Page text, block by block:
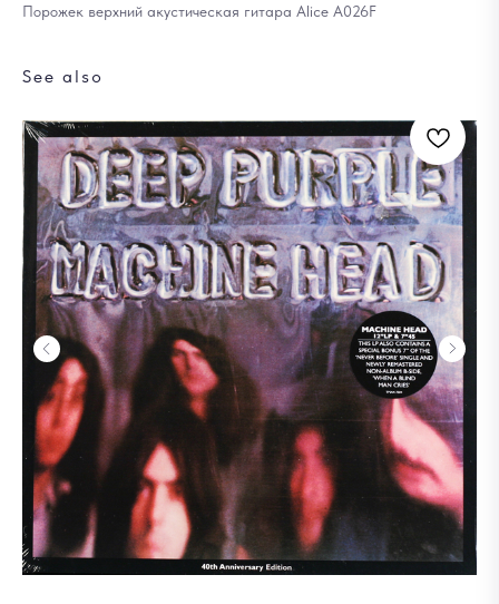
Порожек верхний акустическая гитара Alice A026F
See also